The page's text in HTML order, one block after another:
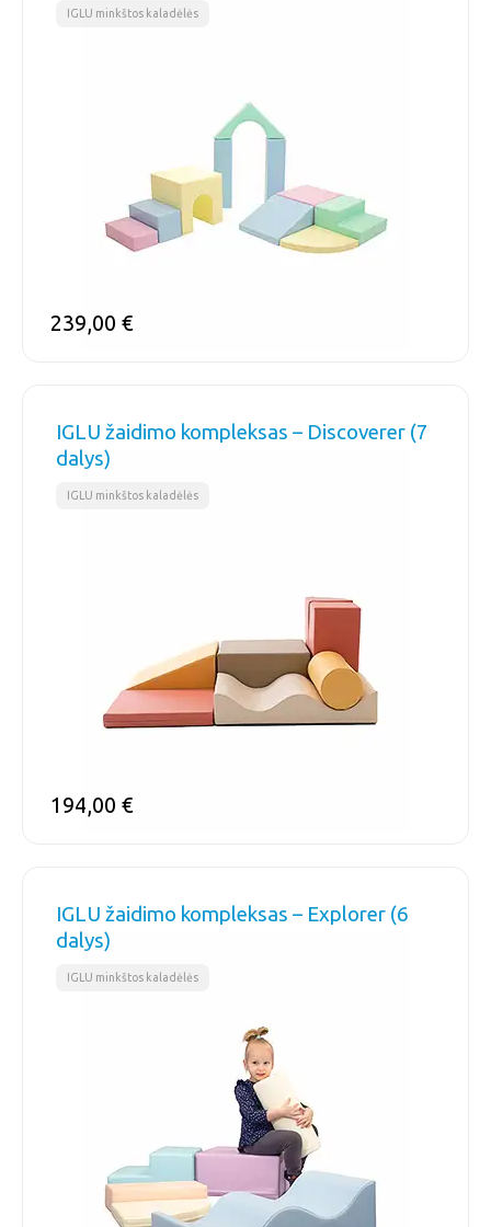
IGLU minkštos kaladėlės
239,00 €
IGLU žaidimo kompleksas – Discoverer (7
dalys)
IGLU minkštos kaladėlės
194,00 €
IGLU žaidimo kompleksas – Explorer (6
dalys)
IGLU minkštos kaladėlės